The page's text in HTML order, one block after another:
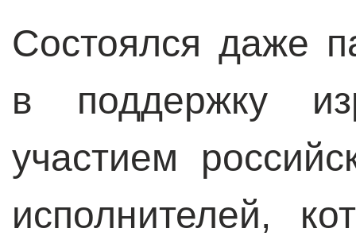
Состоялся даже
в поддержку
участием
исполнителей,